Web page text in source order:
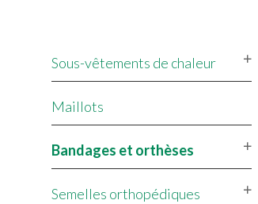
Sous-vêtements de chaleur
Maillots
Bandages et orthèses
Semelles orthopédiques